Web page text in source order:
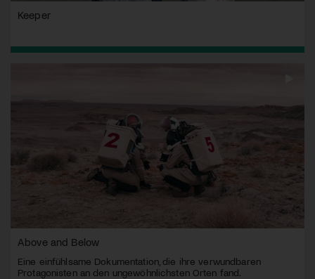
Keeper
Above and Below
Eine einfühlsame Dokumentation, die ihre verwundbaren
Protagonisten an den ungewöhnlichsten Orten fand.